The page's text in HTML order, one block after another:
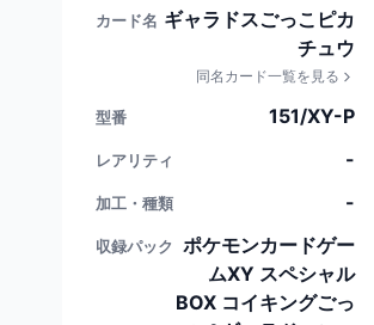
カード名 ギャラドスごっこピカ
チュウ
同名カード一覧を見る
型番 151/XY-P
レアリティ -
加工・種類 -
収録パック
ポケモンカードゲー
ムXY スペシャル
BOX コイキングごっ